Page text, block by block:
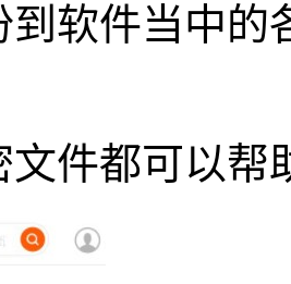
到软件当中
文件都可以帮